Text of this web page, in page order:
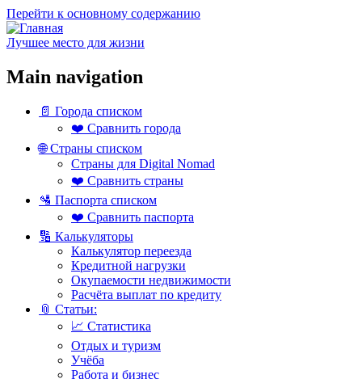
Перейти к основному содержанию
Лучшее место для жизни
Main navigation
📄 Города списком
❤️ Сравнить города
🌐 Страны списком
Страны для Digital Nomad
❤️ Сравнить страны
🛂 Паспорта списком
❤️ Сравнить паспорта
🔢 Калькуляторы
Калькулятор переезда
Кредитной нагрузки
Окупаемости недвижимости
Расчёта выплат по кредиту
📎 Статьи:
📈 Статистика
Отдых и туризм
Учёба
Работа и бизнес